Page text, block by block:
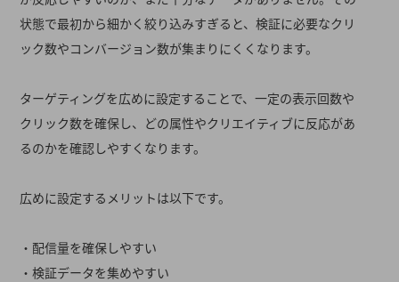
状態で最初から細かく絞り込みすぎると、検証に必要なクリ
ック数やコンバージョン数が集まりにくくなります。
ターゲティングを広めに設定することで、一定の表示回数や
クリック数を確保し、どの属性やクリエイティブに反応があ
るのかを確認しやすくなります。
広めに設定するメリットは以下です。
・配信量を確保しやすい
・検証データを集めやすい